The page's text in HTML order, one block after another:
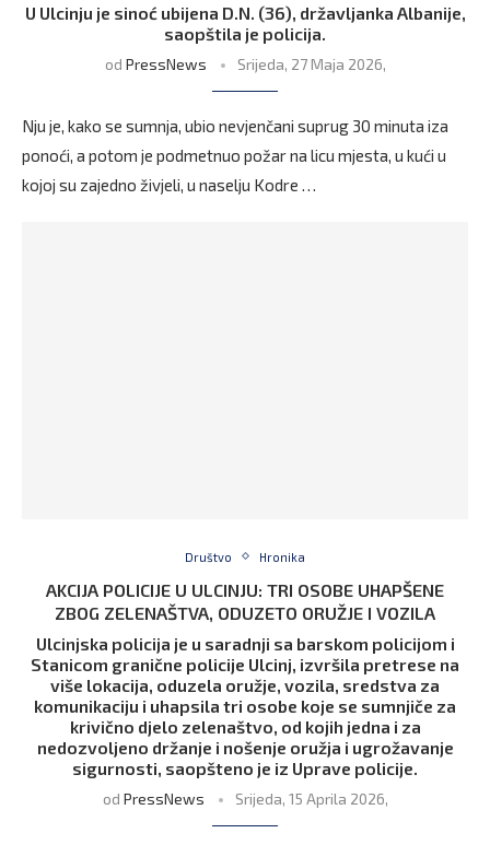
U Ulcinju je sinoć ubijena D.N. (36), državljanka Albanije,
saopštila je policija.
od PressNews Srijeda, 27 Maja 2026,
Nju je, kako se sumnja, ubio nevjenčani suprug 30 minuta iza
ponoći, a potom je podmetnuo požar na licu mjesta, u kući u
kojoj su zajedno živjeli, u naselju Kodre …
Društvo Hronika
AKCIJA POLICIJE U ULCINJU: TRI OSOBE UHAPŠENE
ZBOG ZELENAŠTVA, ODUZETO ORUŽJE I VOZILA
Ulcinjska policija je u saradnji sa barskom policijom i
Stanicom granične policije Ulcinj, izvršila pretrese na
više lokacija, oduzela oružje, vozila, sredstva za
komunikaciju i uhapsila tri osobe koje se sumnjiče za
krivično djelo zelenaštvo, od kojih jedna i za
nedozvoljeno držanje i nošenje oružja i ugrožavanje
sigurnosti, saopšteno je iz Uprave policije.
od PressNews Srijeda, 15 Aprila 2026,